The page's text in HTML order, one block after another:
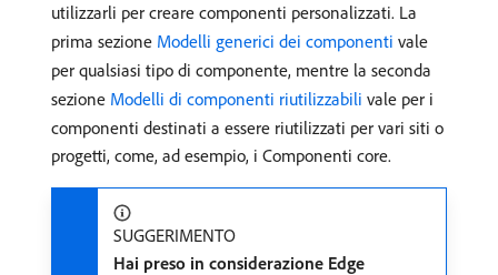
utilizzarli per creare componenti personalizzati. La
prima sezione Modelli generici dei componenti vale
per qualsiasi tipo di componente, mentre la seconda
sezione Modelli di componenti riutilizzabili vale per i
componenti destinati a essere riutilizzati per vari siti o
progetti, come, ad esempio, i Componenti core.
SUGGERIMENTO
Hai preso in considerazione Edge